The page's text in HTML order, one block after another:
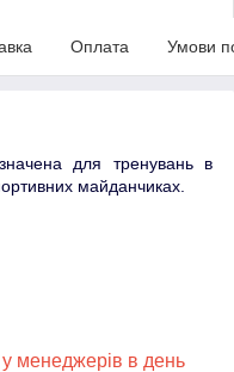
Оплата Умови
для тренувань в
майданчиках.
менеджерів в день